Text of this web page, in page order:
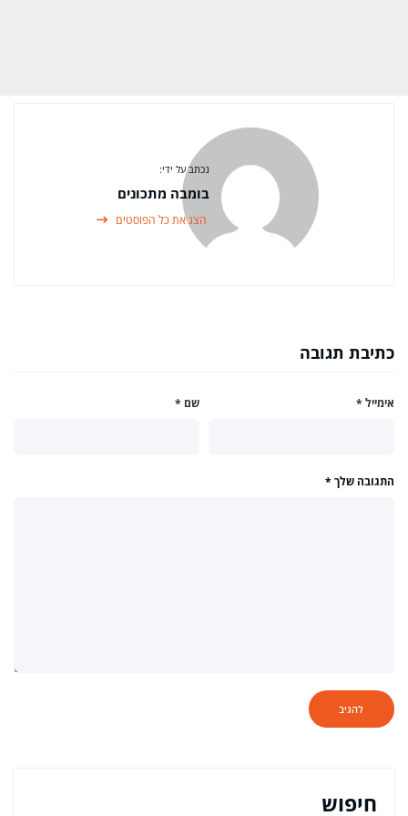
נכתב על ידי:
בומבה מתכונים
הצג את כל הפוסטים
כתיבת תגובה
שם * אימייל *
התגובה שלך *
חיפוש